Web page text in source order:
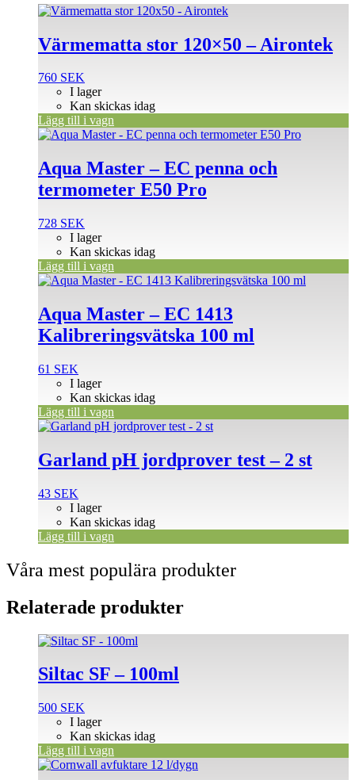
Värmematta stor 120×50 – Airontek
760 SEK
I lager
Kan skickas idag
Lägg till i vagn
Aqua Master – EC penna och
termometer E50 Pro
728 SEK
I lager
Kan skickas idag
Lägg till i vagn
Aqua Master – EC 1413
Kalibreringsvätska 100 ml
61 SEK
I lager
Kan skickas idag
Lägg till i vagn
Garland pH jordprover test – 2 st
43 SEK
I lager
Kan skickas idag
Lägg till i vagn
Våra mest populära produkter
Relaterade produkter
Siltac SF – 100ml
500 SEK
I lager
Kan skickas idag
Lägg till i vagn